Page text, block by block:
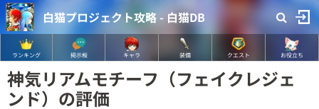
白猫プロジェクト攻略 - 白猫DB
ランキング 掲示板 キャラ 装備 クエスト お役立ち
神気リアムモチーフ（フェイクレジェ
ンド）の評価